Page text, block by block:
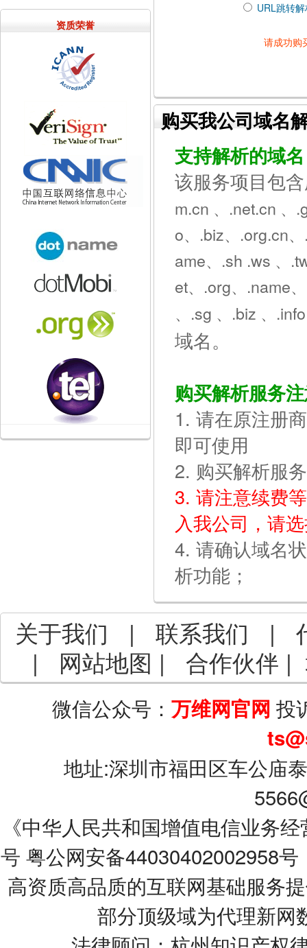
资质荣誉
URL跳转
请成功购
购买我公司域名
支持解析的域名
该服务项目包
m.cn 、.net.cn 、
o、.biz、.org.cn
ame、.sh .ws 、
et、.org、.name
、.sg 、.biz 、
域名。
购买解析服务
1. 请在原注册
即可使用
2. 购买解析服
3. 请注意续费
入我公司，请
4. 请确认域名
析功能；
关于我们 | 联系我们 |
| 网站地图 |合作伙伴 |
微信公众号：万维网官网 投
地址:深圳市福田区车公庙
《中华人民共和国增值电信业务
号 粤公网安备44030402002958号
高资质高品质的互联网基础服务
部分顶级域为代理新网